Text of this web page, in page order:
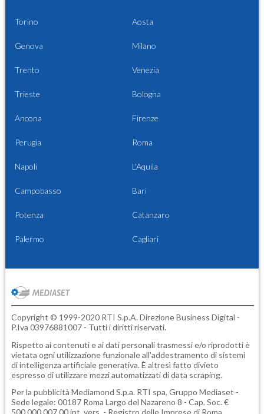
Torino Aosta
Genova Milano
Trento Venezia
Trieste Bologna
Ancona Firenze
Perugia Roma
Napoli L'Aquila
Campobasso Bari
Potenza Catanzaro
Palermo Cagliari
Copyright © 1999-2020 RTI S.p.A. Direzione Business Digital -
P.Iva 03976881007 - Tutti i diritti riservati.
Rispetto ai contenuti e ai dati personali trasmessi e/o riprodotti è
vietata ogni utilizzazione funzionale all'addestramento di sistemi
di intelligenza artificiale generativa. È altresì fatto divieto
espresso di utilizzare mezzi automatizzati di data scraping.
Per la pubblicità Mediamond S.p.a. RTI spa, Gruppo Mediaset -
Sede legale: 00187 Roma Largo del Nazareno 8 - Cap. Soc. €